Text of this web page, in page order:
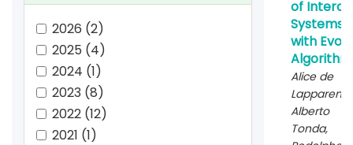
Chapitre de rapport (0)
Communication dans un
congrès (66)
Cours (0)
Document associé à des
manifestations scientifiques
(0)
2026 (2)
2025 (4)
2024 (1)
2023 (8)
2022 (12)
2021 (1)
of
Systems
with
Alice de
Lapparent,
Alberto
Tonda,